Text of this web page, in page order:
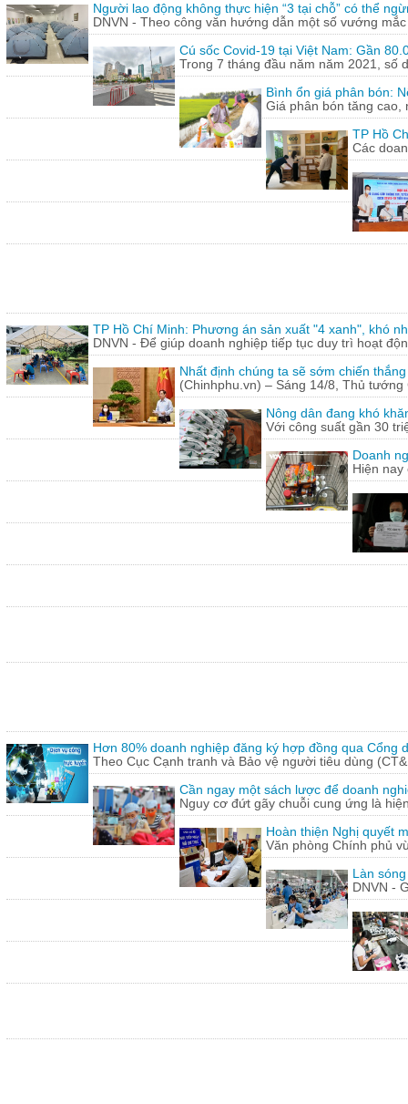
Người lao động không thực hiện “3 tại chỗ” có thể
DNVN - Theo công văn hướng dẫn một số vướng
Cú sốc Covid-19 tại Việt Nam: Gần
Trong 7 tháng đầu năm năm 2021, số
Bình ổn giá phân bón:
Giá phân bón tăng
TP Hồ
Các
TP Hồ Chí Minh: Phương án sản xuất "4 xanh", khó
DNVN - Để giúp doanh nghiệp tiếp tục duy trì hoạt
Nhất định chúng ta sẽ sớm chiến
(Chinhphu.vn) – Sáng 14/8, Thủ
Nông dân đang khó
Với công suất gần 30
Doanh
Hiện
Hơn 80% doanh nghiệp đăng ký hợp đồng qua Cổng
Theo Cục Cạnh tranh và Bảo vệ người tiêu dùng
Cần ngay một sách lược để doanh
Nguy cơ đứt gãy chuỗi cung ứng là
Hoàn thiện Nghị quyết
Văn phòng Chính phủ
Làn
DNVN -